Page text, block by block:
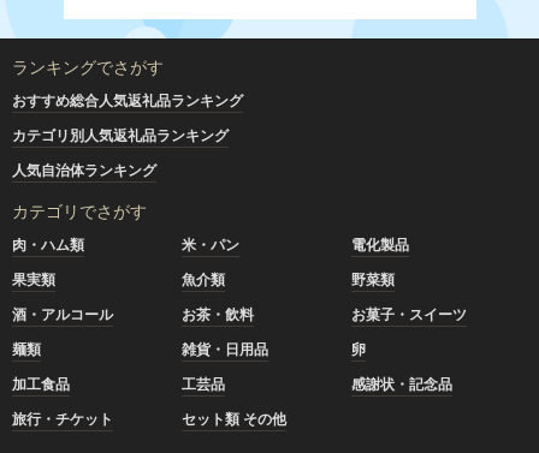
ランキングでさがす
おすすめ総合人気返礼品ランキング
カテゴリ別人気返礼品ランキング
人気自治体ランキング
カテゴリでさがす
肉・ハム類 米・パン
電化製品
果実類
魚介類
野菜類
酒・アルコール
お茶・飲料
お菓子・スイーツ
麺類
雑貨・日用品
卵
加工食品
工芸品
感謝状・記念品
旅行・チケット
セット類 その他